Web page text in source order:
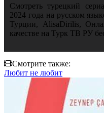
Смотреть турецкий
2024 года на русском
Турции, AlisaDirilis,
качестве на Турк ТВ РУ
Смотрите также:
Любит не любит